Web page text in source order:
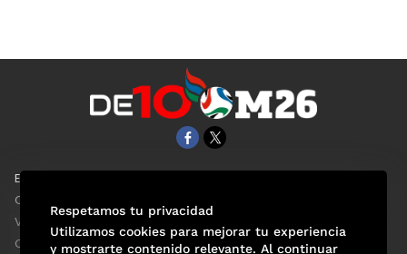
EL UNIVERSAL
Clase
ViveUSA
Confabulario
Respetamos tu privacidad
Utilizamos cookies para mejorar tu experiencia
y mostrarte contenido relevante. Al continuar